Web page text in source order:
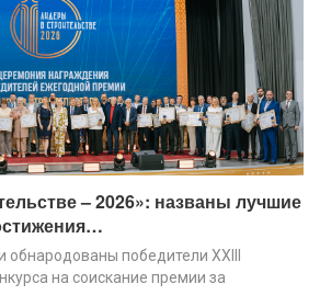
– 2026»: названы лучшие
победители XХIII
на соискание премии за